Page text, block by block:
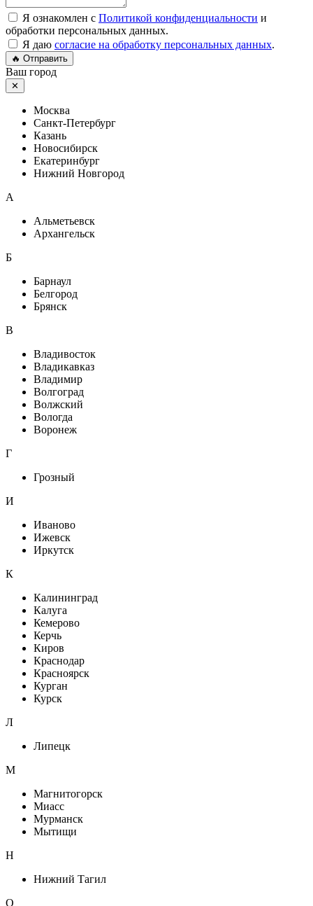
Я ознакомлен с Политикой конфиденциальности и
обработки персональных данных.
Я даю согласие на обработку персональных данных.
🔥 Отправить
Ваш город
✕
Москва
Санкт-Петербург
Казань
Новосибирск
Екатеринбург
Нижний Новгород
A
Альметьевск
Архангельск
Б
Барнаул
Белгород
Брянск
В
Владивосток
Владикавказ
Владимир
Волгоград
Волжский
Вологда
Воронеж
Г
Грозный
И
Иваново
Ижевск
Иркутск
К
Калининград
Калуга
Кемерово
Керчь
Киров
Краснодар
Красноярск
Курган
Курск
Л
Липецк
М
Магнитогорск
Миасс
Мурманск
Мытищи
Н
Нижний Тагил
О